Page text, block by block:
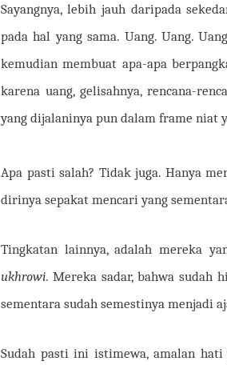
Sayangnya, lebih jauh daripada
pada hal yang sama. Uang. Uang.
kemudian membuat apa-apa
karena uang, gelisahnya, rencana-
yang dijalaninya pun dalam frame niat
Apa pasti salah? Tidak juga. Hanya
dirinya sepakat mencari yang
Tingkatan lainnya, adalah mereka
ukhrowi. Mereka sadar, bahwa
sementara sudah semestinya menjadi
Sudah pasti ini istimewa, amalan